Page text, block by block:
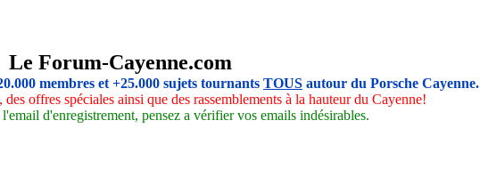
Le Forum-Cayenne.com
membres et +25.000 sujets tournants TOUS autour du Porsche Cayenne.
offres spéciales ainsi que des rassemblements à la hauteur du Cayenne!
d'enregistrement, pensez a vérifier vos emails indésirables.